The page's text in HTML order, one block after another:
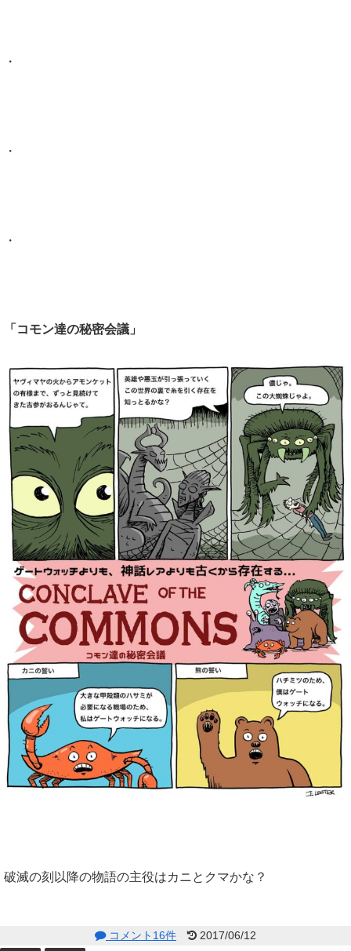
・
・
・
「コモン達の秘密会議」
破滅の刻以降の物語の主役はカニとクマかな？
コメント16件 2017/06/12